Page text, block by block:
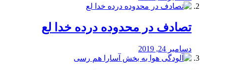
تصادف در محدوده درده خدا لع
دسامبر 24, 2019